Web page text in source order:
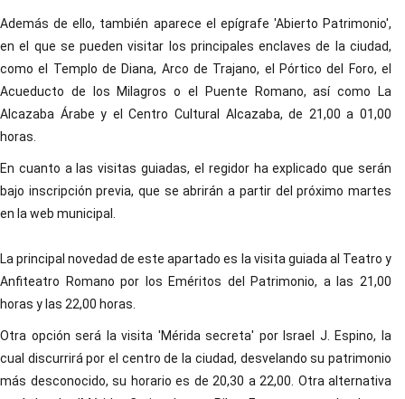
Además de ello, también aparece el epígrafe 'Abierto Patrimonio',
en el que se pueden visitar los principales enclaves de la ciudad,
como el Templo de Diana, Arco de Trajano, el Pórtico del Foro, el
Acueducto de los Milagros o el Puente Romano, así como La
Alcazaba Árabe y el Centro Cultural Alcazaba, de 21,00 a 01,00
horas.
En cuanto a las visitas guiadas, el regidor ha explicado que serán
bajo inscripción previa, que se abrirán a partir del próximo martes
en la web municipal.
La principal novedad de este apartado es la visita guiada al Teatro y
Anfiteatro Romano por los Eméritos del Patrimonio, a las 21,00
horas y las 22,00 horas.
Otra opción será la visita 'Mérida secreta' por Israel J. Espino, la
cual discurrirá por el centro de la ciudad, desvelando su patrimonio
más desconocido, su horario es de 20,30 a 22,00. Otra alternativa